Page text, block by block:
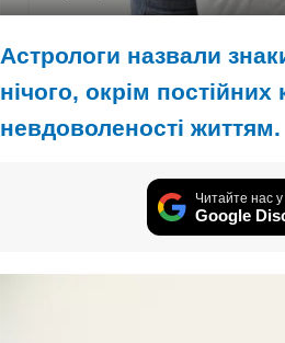
Астрологи назвали
нічого, окрім постійних
невдоволеності життям.
Читайте нас у
Google